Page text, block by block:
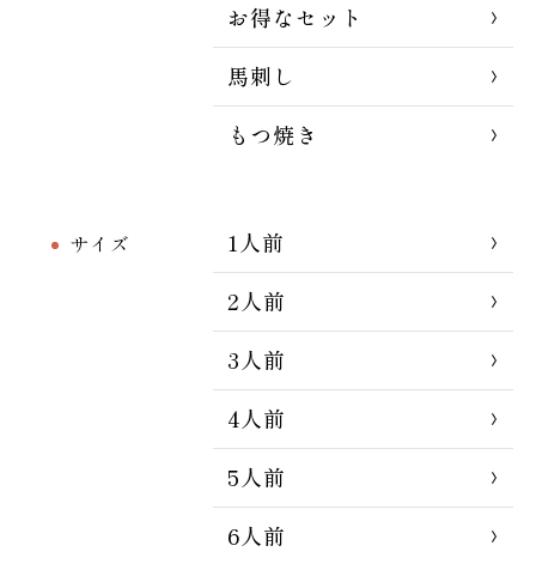
お得なセット
馬刺し
もつ焼き
サイズ
1人前
2人前
3人前
4人前
5人前
6人前